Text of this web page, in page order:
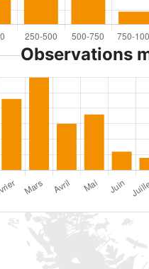
Observations